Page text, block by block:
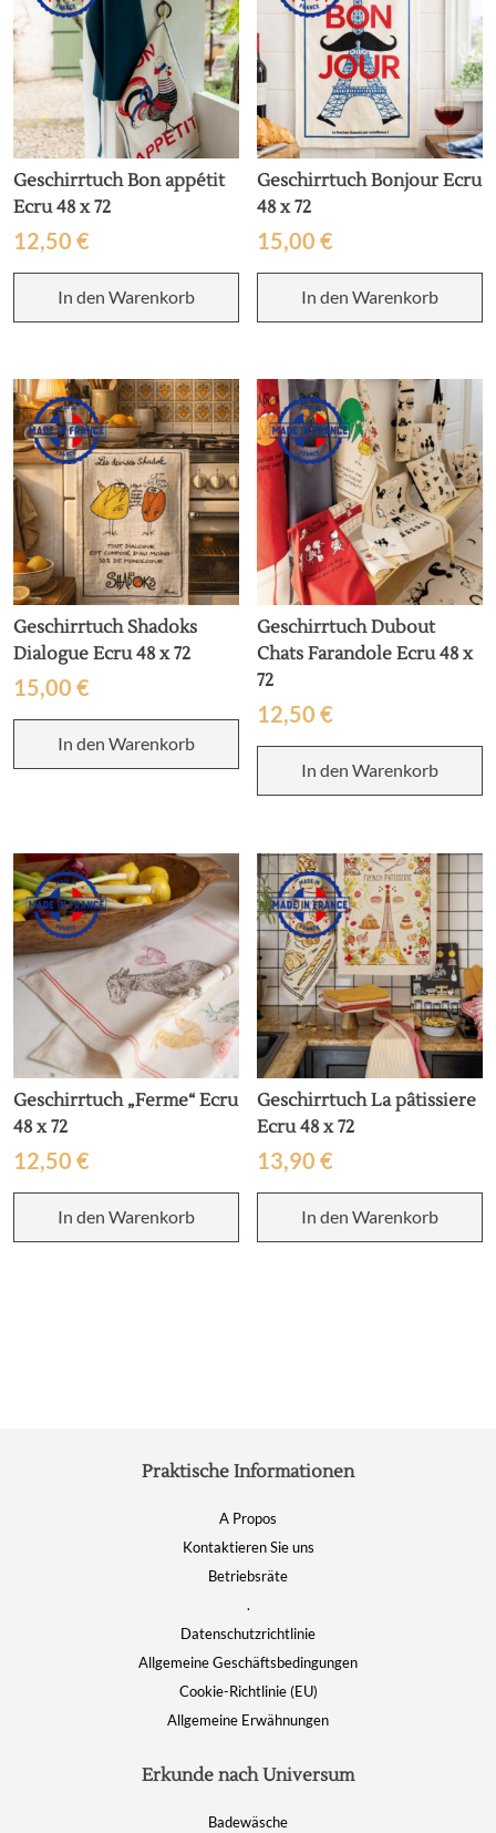
Geschirrtuch Bon appétit
Ecru 48 x 72
12,50 €
In den Warenkorb
Geschirrtuch Bonjour Ecru
48 x 72
15,00€
In den Warenkorb
Geschirrtuch Shadoks
Dialogue Ecru 48 x 72
15,00 €
In den Warenkorb
Geschirrtuch Dubout
Chats Farandole Ecru 48 x
72
12,50€
In den Warenkorb
Geschirrtuch „Ferme“ Ecru
48 x 72
12,50 €
In den Warenkorb
Geschirrtuch La pâtissiere
Ecru 48 x 72
13,90€
In den Warenkorb
Praktische Informationen
A Propos
Kontaktieren Sie uns
Betriebsräte
.
Datenschutzrichtlinie
Allgemeine Geschäftsbedingungen
Cookie-Richtlinie (EU)
Allgemeine Erwähnungen
Erkunde nach Universum
Badewäsche